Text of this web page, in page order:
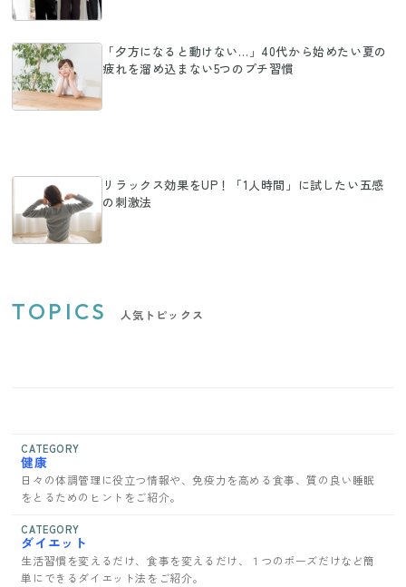
「夕方になると動けない…」40代から始めたい夏の
疲れを溜め込まない5つのプチ習慣
リラックス効果をUP！「1人時間」に試したい五感
の刺激法
TOPICS 人気トピックス
CATEGORY
健康
日々の体調管理に役立つ情報や、免疫力を高める食事、質の良い睡眠
をとるためのヒントをご紹介。
CATEGORY
ダイエット
生活習慣を変えるだけ、食事を変えるだけ、１つのポーズだけなど簡
単にできるダイエット法をご紹介。